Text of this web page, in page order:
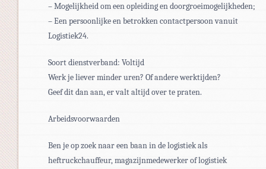
– Mogelijkheid om een opleiding en doorgroeimogelijkheden;
– Een persoonlijke en betrokken contactpersoon vanuit
Logistiek24.
Soort dienstverband: Voltijd
Werk je liever minder uren? Of andere werktijden?
Geef dit dan aan, er valt altijd over te praten.
Arbeidsvoorwaarden
Ben je op zoek naar een baan in de logistiek als
heftruckchauffeur, magazijnmedewerker of logistiek